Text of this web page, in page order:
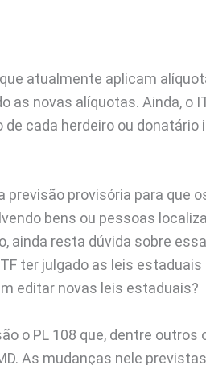
atualmente aplicam
as novas alíquotas. Ainda, o
de cada herdeiro ou
previsão provisória para que
bens ou pessoas
ainda resta dúvida sobre
ter julgado as leis
editar novas leis estaduais?
o PL 108 que, dentre
As mudanças nele